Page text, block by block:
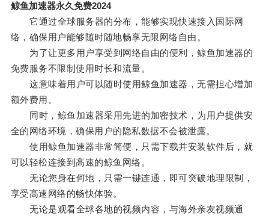
鲸鱼加速器永久免费2024
它通过全球服务器的分布，能够实现快速接入国际网
络，确保用户能够随时随地畅享无限网络自由。
为了让更多用户享受到网络自由的便利，鲸鱼加速器的
免费服务不限制使用时长和流量。
这意味着用户可以随时使用鲸鱼加速器，无需担心增加
额外费用。
同时，鲸鱼加速器采用先进的加密技术，为用户提供安
全的网络环境，确保用户的隐私数据不会被泄露。
使用鲸鱼加速器非常简便，只需下载并安装软件后，就
可以轻松连接到高速的鲸鱼网络。
无论您身在何地，只需一键连通，即可突破地理限制，
享受高速网络的畅快体验。
无论是观看全球各地的视频内容，与海外亲友视频通